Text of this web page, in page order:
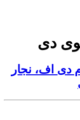
دی اف، نجار